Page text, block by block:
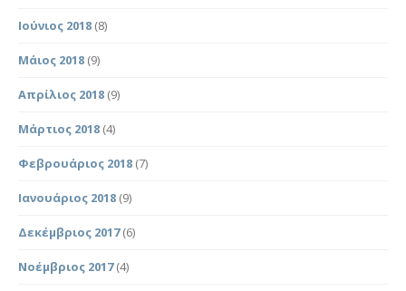
Ιούνιος 2018 (8)
Μάιος 2018 (9)
Απρίλιος 2018 (9)
Μάρτιος 2018 (4)
Φεβρουάριος 2018 (7)
Ιανουάριος 2018 (9)
Δεκέμβριος 2017(6)
Νοέμβριος 2017(4)